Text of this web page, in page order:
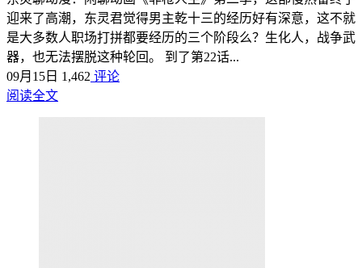
迎来了高潮，东灵君觉得男主乾十三的经历好有深意，这不就
是大多数人职场打拼都要经历的三个阶段么？生化人，战争武
器，也无法摆脱这种轮回。 到了第22话...
09月15日 1,462 评论
阅读全文